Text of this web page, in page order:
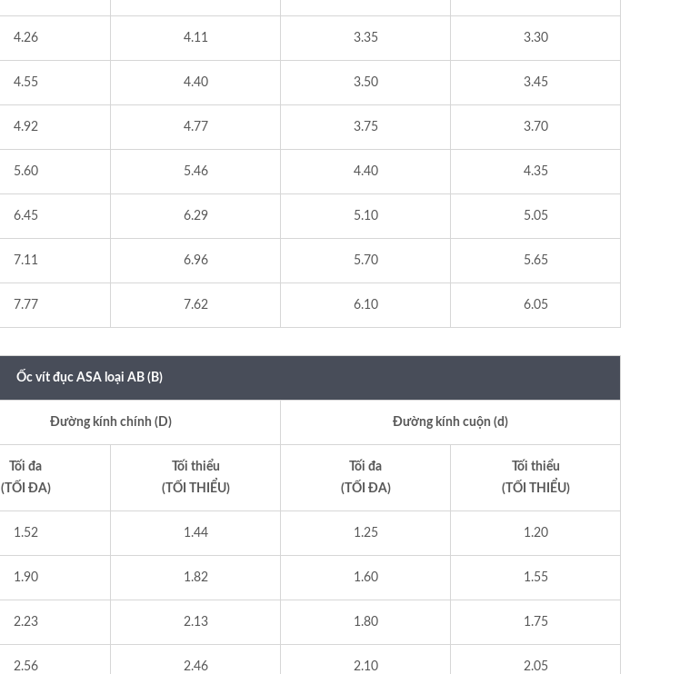
4.26 4.11 3.35 3.30
4.55 4.40 3.50 3.45
4.92 4.77 3.75 3.70
5.60 5.46 4.40 4.35
6.45 6.29 5.10 5.05
7.11 6.96 5.70 5.65
7.77 7.62 6.10 6.05
Ốc vít đục ASA loại AB (B)
Đường kính chính (D) Đường kính cuộn (d)
Tối đa
(TỐI ĐA)
Tối thiểu
(TỐI THIỂU)
Tối đa
(TỐI ĐA)
Tối thiểu
(TỐI THIỂU)
1.52 1.44 1.25 1.20
1.90 1.82 1.60 1.55
2.23 2.13 1.80 1.75
2.56 2.46 2.10 2.05